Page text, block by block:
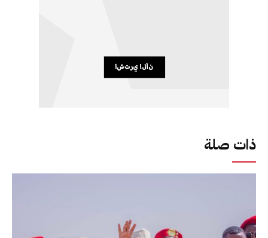
ذات صلة